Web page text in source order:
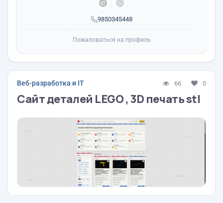
9850345448
Пожаловаться на профиль
Веб-разработка и IT 66 0
Сайт деталей LEGO , 3D печать stl